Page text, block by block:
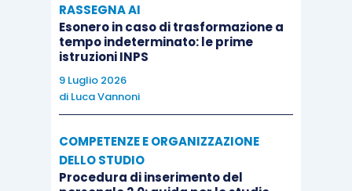
RASSEGNA AI
Esonero in caso di trasformazione a
tempo indeterminato: le prime
istruzioni INPS
9 Luglio 2026
di Luca Vannoni
COMPETENZE E ORGANIZZAZIONE
DELLO STUDIO
Procedura di inserimento del